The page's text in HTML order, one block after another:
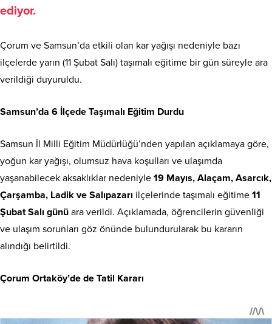
ediyor.
Çorum ve Samsun’da etkili olan kar yağışı nedeniyle bazı
ilçelerde yarın (11 Şubat Salı) taşımalı eğitime bir gün süreyle ara
verildiği duyuruldu.
Samsun’da 6 İlçede Taşımalı Eğitim Durdu
Samsun İl Milli Eğitim Müdürlüğü’nden yapılan açıklamaya göre,
yoğun kar yağışı, olumsuz hava koşulları ve ulaşımda
yaşanabilecek aksaklıklar nedeniyle 19 Mayıs, Alaçam, Asarcık,
Çarşamba, Ladik ve Salıpazarı ilçelerinde taşımalı eğitime 11
Şubat Salı günü ara verildi. Açıklamada, öğrencilerin güvenliği
ve ulaşım sorunları göz önünde bulundurularak bu kararın
alındığı belirtildi.
Çorum Ortaköy’de de Tatil Kararı